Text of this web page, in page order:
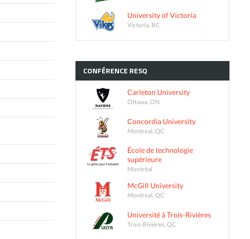
University of Victoria
Victoria, BC
CONFÉRENCE RESQ
Carleton University
Ottawa, ON
Concordia University
Montreal, QC
École de technologie
supérieure
Montréal
McGill University
Montreal, QC
Université à Trois-Rivières
Trois-Rivières, QC